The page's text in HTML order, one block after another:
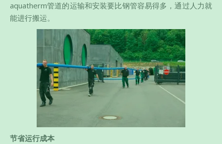
aquatherm管道的运输和安装要比钢管容易得多，通过人力就
能进行搬运。
节省运行成本